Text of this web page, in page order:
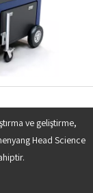
ve geliştirme,
Head Science